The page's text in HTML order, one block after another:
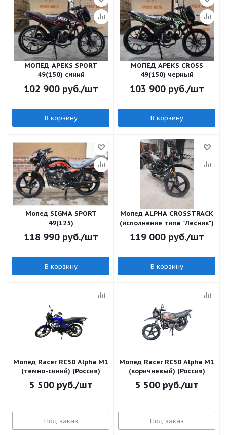
МОПЕД APEKS SPORT
49(150) синий
102 900руб./шт
В корзину
МОПЕД APEKS CROSS
49(150) черный
103 900руб./шт
В корзину
Мопед SIGMA SPORT
49(125)
118 990руб./шт
В корзину
Мопед ALPHA CROSSTRACK
(исполнение типа "Лесник")
119 000руб./шт
В корзину
Мопед Racer RC50 Alpha M1
(темно-синий) (Россия)
5 500руб./шт
Под заказ
Мопед Racer RC50 Alpha M1
(коричневый) (Россия)
5 500руб./шт
Под заказ